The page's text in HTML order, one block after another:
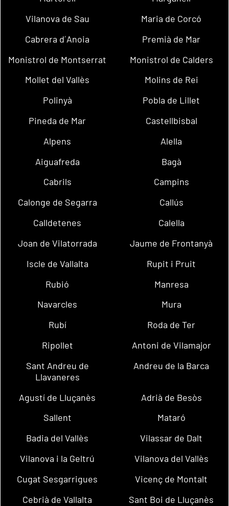
Vilanova de Sau
Maria de Corcó
Cabrera d´Anoia
Premià de Mar
Monistrol de Montserrat
Monistrol de Calders
Mollet del Vallès
Molins de Rei
Polinyà
Pobla de Lillet
Pineda de Mar
Castellbisbal
Alpens
Alella
Aiguafreda
Bagà
Cabrils
Campins
Calonge de Segarra
Callús
Calldetenes
Calella
Joan de Vilatorrada
Jaume de Frontanyà
Iscle de Vallalta
Rupit i Pruit
Rubió
Manresa
Navarcles
Mura
Rubí
Roda de Ter
Ripollet
Antoni de Vilamajor
Sant Andreu de
Llavaneres
Andreu de la Barca
Agustí de Lluçanès
Adrià de Besòs
Sallent
Mataró
Badia del Vallès
Vilassar de Dalt
Vilanova i la Geltrú
Vilanova del Vallès
Cugat Sesgarrigues
Vicenç de Montalt
Cebrià de Vallalta
Sant Boi de Lluçanès